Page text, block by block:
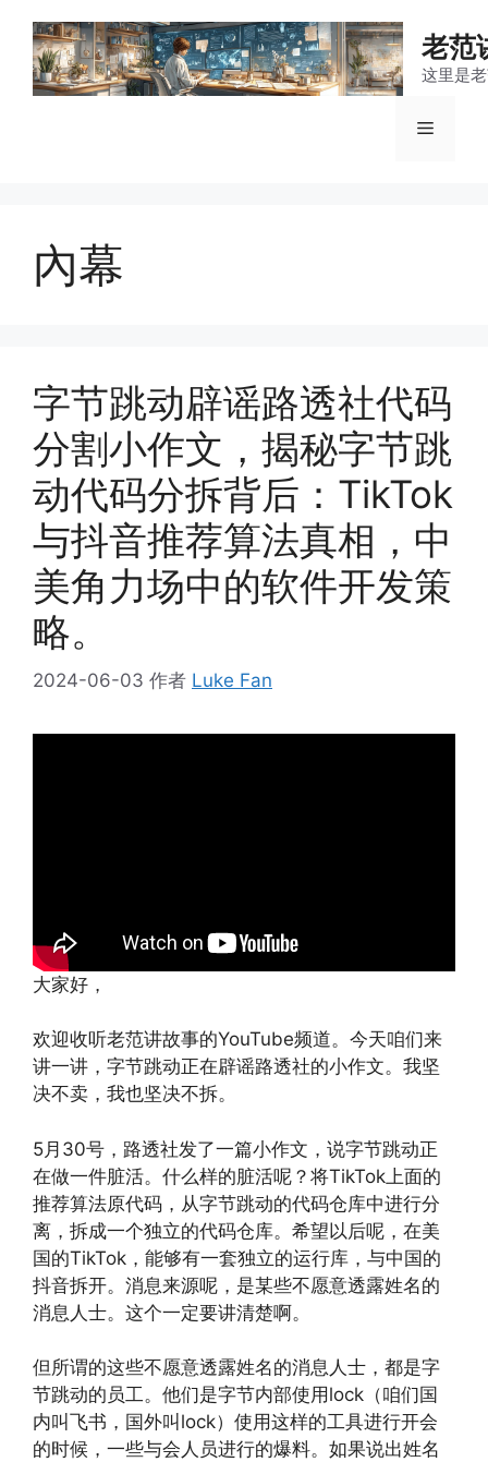
老范
这里是
菜
內幕
字节跳动辟谣路透社代码
分割小作文，揭秘字节跳
动代码分拆背后：TikTok
与抖音推荐算法真相，中
美角力场中的软件开发策
略。
2024-06-03 作者 Luke Fan
大家好，
欢迎收听老范讲故事的YouTube频道。今天咱们来
讲一讲，字节跳动正在辟谣路透社的小作文。我坚
决不卖，我也坚决不拆。
5月30号，路透社发了一篇小作文，说字节跳动正
在做一件脏活。什么样的脏活呢？将TikTok上面的
推荐算法原代码，从字节跳动的代码仓库中进行分
离，拆成一个独立的代码仓库。希望以后呢，在美
国的TikTok，能够有一套独立的运行库，与中国的
抖音拆开。消息来源呢，是某些不愿意透露姓名的
消息人士。这个一定要讲清楚啊。
但所谓的这些不愿意透露姓名的消息人士，都是字
节跳动的员工。他们是字节内部使用lock（咱们国
内叫飞书，国外叫lock）使用这样的工具进行开会
的时候，一些与会人员进行的爆料。如果说出姓名